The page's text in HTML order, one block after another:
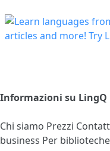
Informazioni su LingQ
Chi siamo Prezzi
business Per biblioteche